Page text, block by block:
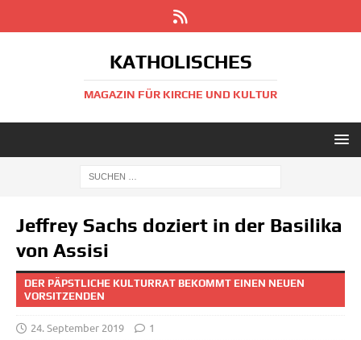
KATHOLISCHES
MAGAZIN FÜR KIRCHE UND KULTUR
Jeffrey Sachs doziert in der Basilika
von Assisi
DER PÄPSTLICHE KULTURRAT BEKOMMT EINEN NEUEN
VORSITZENDEN
24. September 2019 1